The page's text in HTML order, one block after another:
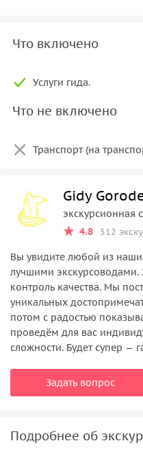
Что включено
Услуги гида.
Что не включено
Транспорт (на
Gidy
экскурсионная
4.8
512
Вы увидите любой из
лучшими
контроль качества. Мы
уникальных
потом с радостью
проведём для вас
сложности. Будет супер —
Задать вопрос
Подробнее об